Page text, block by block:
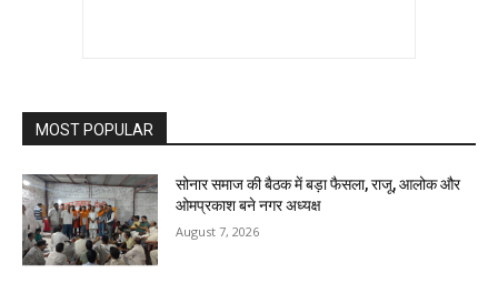
MOST POPULAR
सोनार समाज की बैठक में बड़ा फैसला, राजू, आलोक और
ओमप्रकाश बने नगर अध्यक्ष
August 7, 2026